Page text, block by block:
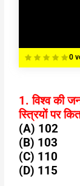
0
1. विश्व की
स्त्रियों पर
(A) 102
(B) 103
(C) 110
(D) 115